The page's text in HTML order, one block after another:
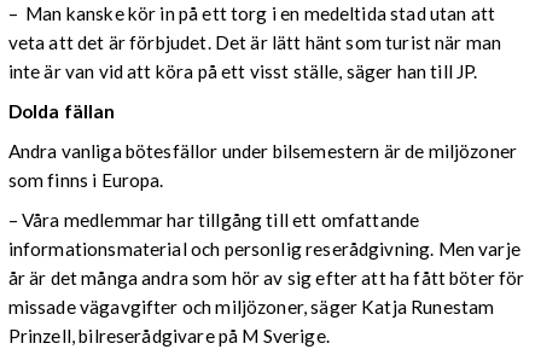
– Man kanske kör in på ett torg i en medeltida stad utan att
veta att det är förbjudet. Det är lätt hänt som turist när man
inte är van vid att köra på ett visst ställe, säger han till JP.
Dolda fällan
Andra vanliga bötesfällor under bilsemestern är de miljözoner
som finns i Europa.
– Våra medlemmar har tillgång till ett omfattande
informationsmaterial och personlig reserådgivning. Men varje
år är det många andra som hör av sig efter att ha fått böter för
missade vägavgifter och miljözoner, säger Katja Runestam
Prinzell, bilreserådgivare på M Sverige.